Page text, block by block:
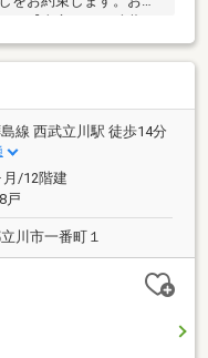
ませ。ご条件など何も
。まずはお客様の
さい。「行って良かっ
しかった！」と思って
！人に！住まいに本気
見学予約】ボタンをク
フリーダイヤル:0120-
さいませ。
線 西武立川駅 徒歩14分
/12階建
戸
川市一番町１